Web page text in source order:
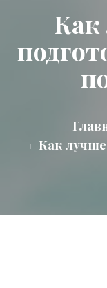
Как
Как лучше